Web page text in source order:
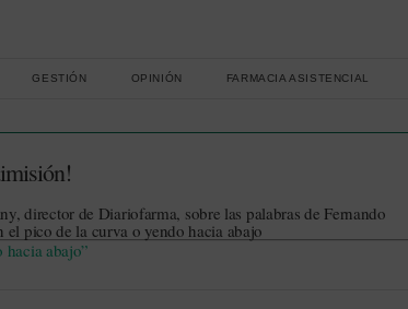
GESTIÓN OPINIÓN FARMACIA ASISTENCIAL
director de Diariofarma, sobre las palabras de Fernando
el pico de la curva o yendo hacia abajo
hacia abajo”